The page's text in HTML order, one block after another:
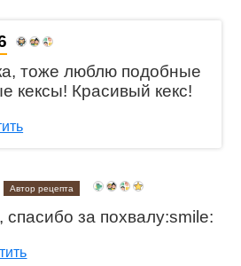
тоже люблю подобные
кексы! Красивый кекс!
Автор рецепта
спасибо за похвалу:smile: